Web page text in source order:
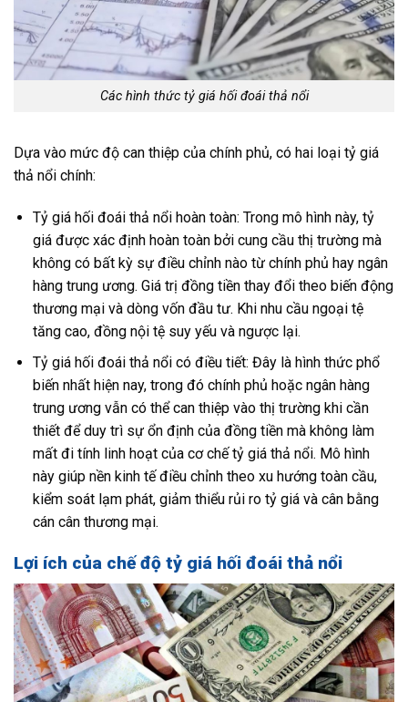
Các hình thức tỷ giá hối đoái thả nổi
Dựa vào mức độ can thiệp của chính phủ, có hai loại tỷ giá
thả nổi chính:
Tỷ giá hối đoái thả nổi hoàn toàn: Trong mô hình này, tỷ
giá được xác định hoàn toàn bởi cung cầu thị trường mà
không có bất kỳ sự điều chỉnh nào từ chính phủ hay ngân
hàng trung ương. Giá trị đồng tiền thay đổi theo biến động
thương mại và dòng vốn đầu tư. Khi nhu cầu ngoại tệ
tăng cao, đồng nội tệ suy yếu và ngược lại.
Tỷ giá hối đoái thả nổi có điều tiết: Đây là hình thức phổ
biến nhất hiện nay, trong đó chính phủ hoặc ngân hàng
trung ương vẫn có thể can thiệp vào thị trường khi cần
thiết để duy trì sự ổn định của đồng tiền mà không làm
mất đi tính linh hoạt của cơ chế tỷ giá thả nổi. Mô hình
này giúp nền kinh tế điều chỉnh theo xu hướng toàn cầu,
kiểm soát lạm phát, giảm thiểu rủi ro tỷ giá và cân bằng
cán cân thương mại.
Lợi ích của chế độ tỷ giá hối đoái thả nổi